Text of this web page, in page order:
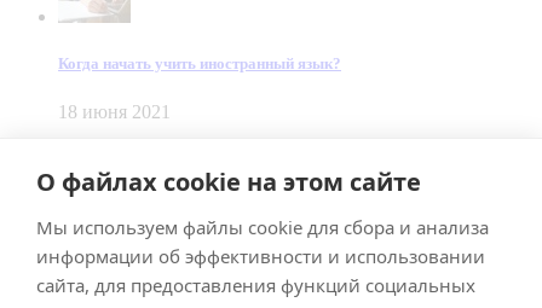
О файлах cookie на этом сайте
Мы используем файлы cookie для сбора и анализа
информации об эффективности и использовании
сайта, для предоставления функций социальных
Когда начать учить иностранный язык?
18 июня 2021
Made bySmart Team
ImpressumDatenschutz
Подписывайтесь на меня в Телеграм